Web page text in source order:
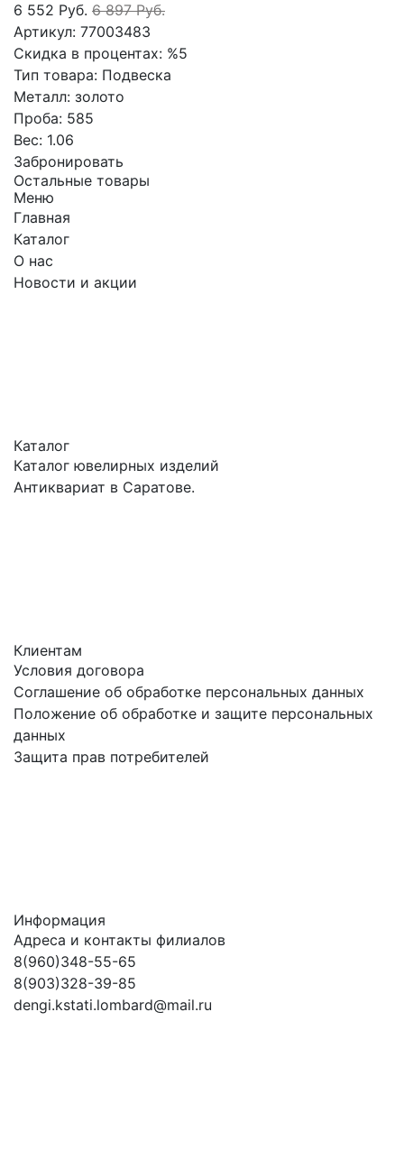
6 552 Руб. 6 897 Руб.
Артикул: 77003483
Скидка в процентах: %5
Тип товара: Подвеска
Металл: золото
Проба: 585
Вес: 1.06
Забронировать
Остальные товары
Меню
Главная
Каталог
О нас
Новости и акции
Каталог
Каталог ювелирных изделий
Антиквариат в Саратове.
Клиентам
Условия договора
Соглашение об обработке персональных данных
Положение об обработке и защите персональных
данных
Защита прав потребителей
Информация
Адреса и контакты филиалов
8(960)348-55-65
8(903)328-39-85
dengi.kstati.lombard@mail.ru